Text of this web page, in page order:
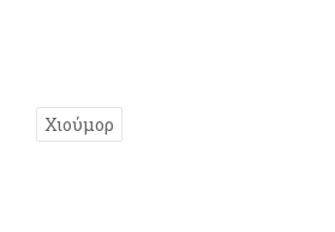
Χιούμορ